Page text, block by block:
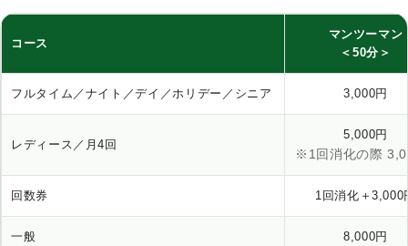
コース
マンツーマン
＜50分＞
フルタイム／ナイト／デイ／ホリデー／シニア 3,000円
レディース／月4回
5,000円
※1回消化の際
回数券 1回消化＋3,000
一般 8,000円